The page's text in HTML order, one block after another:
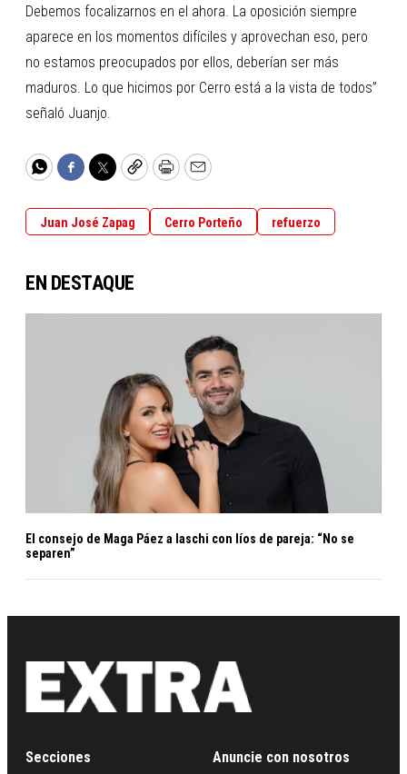
Debemos focalizarnos en el ahora. La oposición siempre
aparece en los momentos difíciles y aprovechan eso, pero
no estamos preocupados por ellos, deberían ser más
maduros. Lo que hicimos por Cerro está a la vista de todos”
señaló Juanjo.
WhatsApp
Facebook
TwitterCopyPrintEmail
Juan José Zapag Cerro Porteño refuerzo
EN DESTAQUE
El consejo de Maga Páez a laschi con líos de pareja: “No se
separen”
Secciones
Anuncie con nosotros